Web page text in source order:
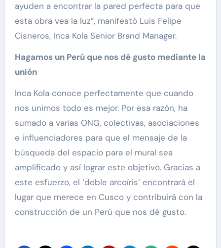
ayuden a encontrar la pared perfecta para que
esta obra vea la luz”, manifestó Luis Felipe
Cisneros, Inca Kola Senior Brand Manager.
Hagamos un Perú que nos dé gusto mediante la
unión
Inca Kola conoce perfectamente que cuando
nos unimos todo es mejor. Por esa razón, ha
sumado a varias ONG, colectivas, asociaciones
e influenciadores para que el mensaje de la
búsqueda del espacio para el mural sea
amplificado y así lograr este objetivo. Gracias a
este esfuerzo, el ‘doble arcoíris’ encontrará el
lugar que merece en Cusco y contribuirá con la
construcción de un Perú que nos dé gusto.